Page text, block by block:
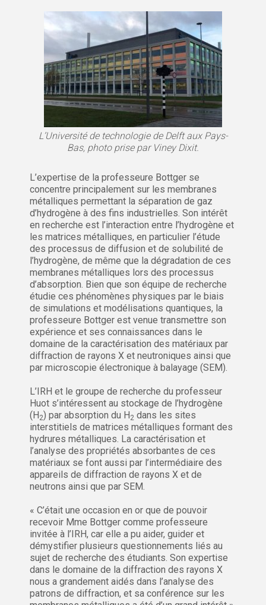
L’Université de technologie de Delft aux Pays-
Bas, photo prise par Viney Dixit.
L’expertise de la professeure Bottger se
concentre principalement sur les membranes
métalliques permettant la séparation de gaz
d’hydrogène à des fins industrielles. Son intérêt
en recherche est l’interaction entre l’hydrogène et
les matrices métalliques, en particulier l’étude
des processus de diffusion et de solubilité de
l’hydrogène, de même que la dégradation de ces
membranes métalliques lors des processus
d’absorption. Bien que son équipe de recherche
étudie ces phénomènes physiques par le biais
de simulations et modélisations quantiques, la
professeure Bottger est venue transmettre son
expérience et ses connaissances dans le
domaine de la caractérisation des matériaux par
diffraction de rayons X et neutroniques ainsi que
par microscopie électronique à balayage (SEM).
L’IRH et le groupe de recherche du professeur
Huot s’intéressent au stockage de l’hydrogène
(H 2) par absorption du H 2 dans les sites
interstitiels de matrices métalliques formant des
hydrures métalliques. La caractérisation et
l’analyse des propriétés absorbantes de ces
matériaux se font aussi par l’intermédiaire des
appareils de diffraction de rayons X et de
neutrons ainsi que par SEM.
« C’était une occasion en or que de pouvoir
recevoir Mme Bottger comme professeure
invitée à l’IRH, car elle a pu aider, guider et
démystifier plusieurs questionnements liés au
sujet de recherche des étudiants. Son expertise
dans le domaine de la diffraction des rayons X
nous a grandement aidés dans l’analyse des
patrons de diffraction, et sa conférence sur les